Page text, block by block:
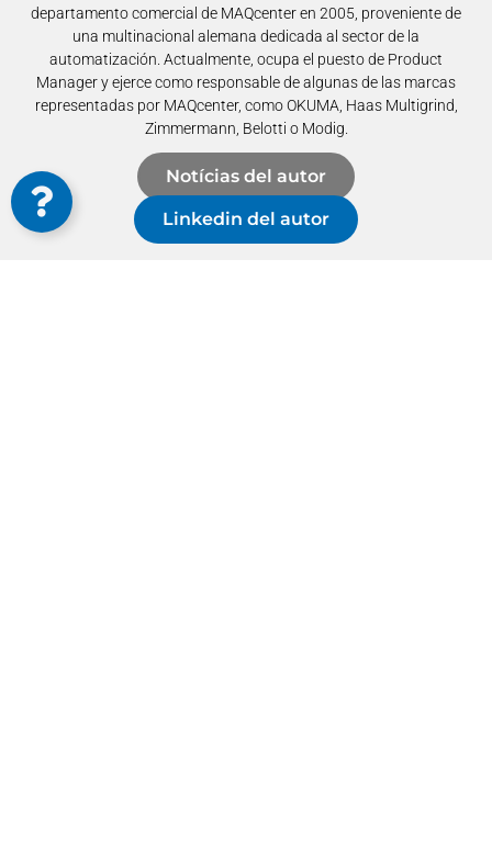
departamento comercial de MAQcenter en 2005, proveniente de
una multinacional alemana dedicada al sector de la
automatización. Actualmente, ocupa el puesto de Product
Manager y ejerce como responsable de algunas de las marcas
representadas por MAQcenter, como OKUMA, Haas Multigrind,
Zimmermann, Belotti o Modig.
Notícias del autor
Linkedin del autor